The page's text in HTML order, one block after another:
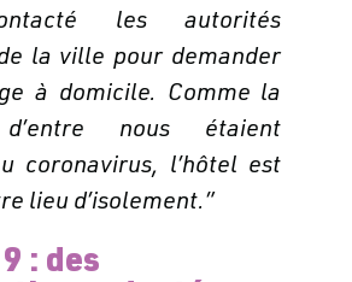
les autorités
la ville pour demander
à domicile. Comme la
nous étaient
coronavirus, l’hôtel est
lieu d’isolement.”
: des